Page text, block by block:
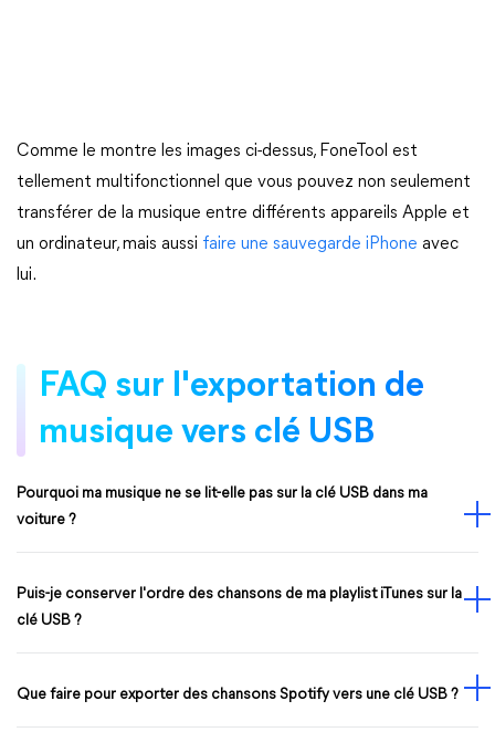
Comme le montre les images ci-dessus, FoneTool est
tellement multifonctionnel que vous pouvez non seulement
transférer de la musique entre différents appareils Apple et
un ordinateur, mais aussi faire une sauvegarde iPhone avec
lui.
FAQ sur l'exportation de
musique vers clé USB
Pourquoi ma musique ne se lit-elle pas sur la clé USB dans ma
voiture ?
Puis-je conserver l'ordre des chansons de ma playlist iTunes sur la
clé USB ?
Que faire pour exporter des chansons Spotify vers une clé USB ?